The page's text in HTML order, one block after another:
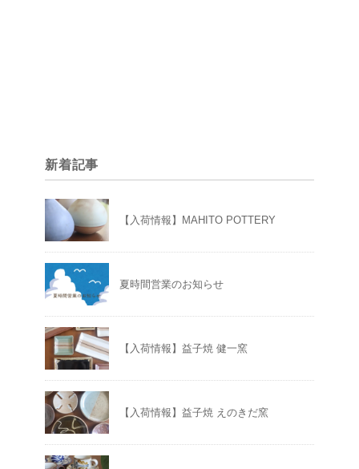
新着記事
【入荷情報】MAHITO POTTERY
夏時間営業のお知らせ
【入荷情報】益子焼 健一窯
【入荷情報】益子焼 えのきだ窯